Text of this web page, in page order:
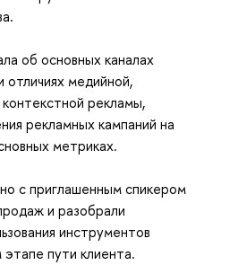
об основных каналах
медийной,
рекламы,
рекламных кампаний на
метриках.
с приглашенным спикером
и разобрали
инструментов
пути клиента.